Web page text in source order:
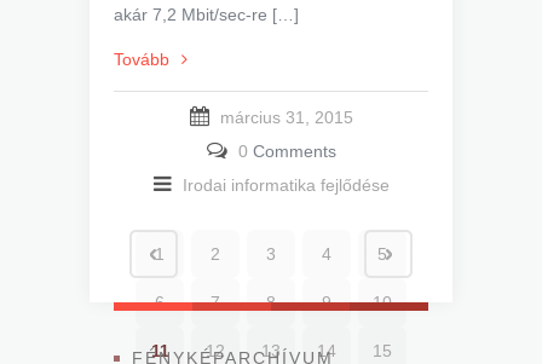
akár 7,2 Mbit/sec-re […]
Tovább
március 31, 2015
0 Comments
Irodai informatika fejlődése
1 2 3 4 5
6 7 8 9 10
11 12 13 14 15
FÉNYKÉPARCHÍVUM